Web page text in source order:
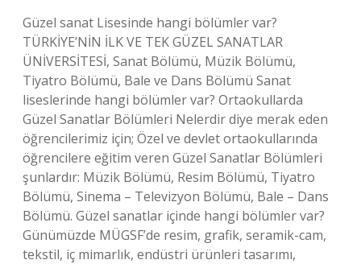
Güzel sanat Lisesinde hangi bölümler var?
TÜRKİYE’NİN İLK VE TEK GÜZEL SANATLAR
ÜNİVERSİTESİ, Sanat Bölümü, Müzik Bölümü,
Tiyatro Bölümü, Bale ve Dans Bölümü Sanat
liseslerinde hangi bölümler var? Ortaokullarda
Güzel Sanatlar Bölümleri Nelerdir diye merak eden
öğrencilerimiz için; Özel ve devlet ortaokullarında
öğrencilere eğitim veren Güzel Sanatlar Bölümleri
şunlardır: Müzik Bölümü, Resim Bölümü, Tiyatro
Bölümü, Sinema – Televizyon Bölümü, Bale – Dans
Bölümü. Güzel sanatlar içinde hangi bölümler var?
Günümüzde MÜGSF’de resim, grafik, seramik-cam,
tekstil, iç mimarlık, endüstri ürünleri tasarımı,